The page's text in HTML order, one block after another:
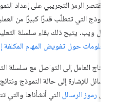
يقتصر الرمز التجريبي على إعداد
التي تتطلّب قدرًا كبيرًا من
ويب. يتيح ذلك بقاء سلسلة
حول تفويض المهام المكلفة
العامل إلى التواصل مع سلسلة
للإشارة إلى حالة النموذج ونتائج
رموز الرسائلالتي أنشأناها والتي